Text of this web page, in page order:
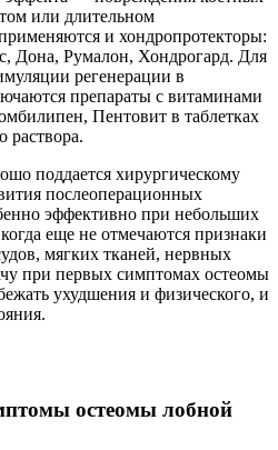
или длительном
и хондропротекторы:
Дона, Румалон, Хондрогард. Для
регенерации в
препараты с витаминами
Пентовит в таблетках
раствора.
поддается хирургическому
послеоперационных
эффективно при небольших
еще не отмечаются признаки
мягких тканей, нервных
при первых симптомах остеомы
ухудшения и физического, и
остеомы лобной